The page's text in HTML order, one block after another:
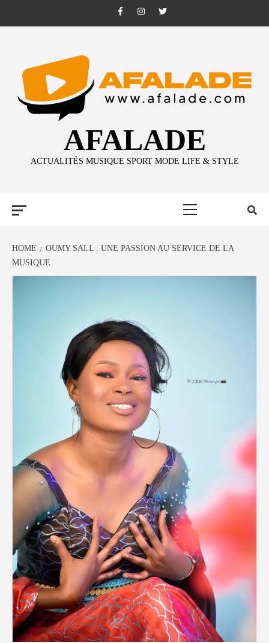
FacebookInstagramTwitter
AFALADE
ACTUALITÉS MUSIQUE SPORT MODE LIFE & STYLE
HOME
OUMY SALL : UNE PASSION AU SERVICE DE LA
MUSIQUE